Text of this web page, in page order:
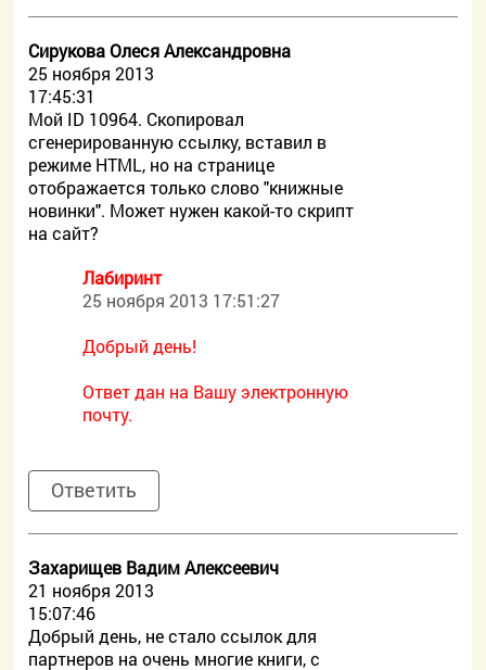
Сирукова Олеся Александровна
25 ноября 2013
17:45:31
Мой ID 10964. Скопировал
сгенерированную ссылку, вставил в
режиме HTML, но на странице
отображается только слово "книжные
новинки". Может нужен какой-то скрипт
на сайт?
Лабиринт
25 ноября 2013 17:51:27
Добрый день!
Ответ дан на Вашу электронную
почту.
Ответить
Захарищев Вадим Алексеевич
21 ноября 2013
15:07:46
Добрый день, не стало ссылок для
партнеров на очень многие книги, с